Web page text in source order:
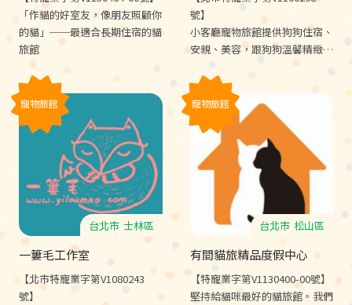
「作貓的好室友，像朋友照顧你
的貓」──最適合長期住宿的貓
旅館
號】
小客廳寵物旅館提供狗狗住宿、
安親、美容，跟狗狗溫馨精緻的
寵物旅館
台北市 士林區
一簍毛工作室
【北市特寵業字第V1080243
號】
寵物旅館
台北市 松山區
有間貓旅精品度假中心
【特寵業字第V1130400-00號】
堅持給貓咪最好的貓旅館。我們